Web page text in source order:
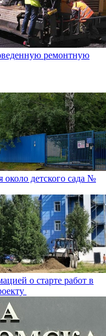
ремонтную
детского сада №
о старте работ в